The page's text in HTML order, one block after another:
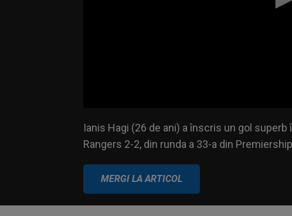
Ianis Hagi (26 de ani) a înscris un gol
Rangers 2-2, din runda a 33-a din
MERGI LA ARTICOL